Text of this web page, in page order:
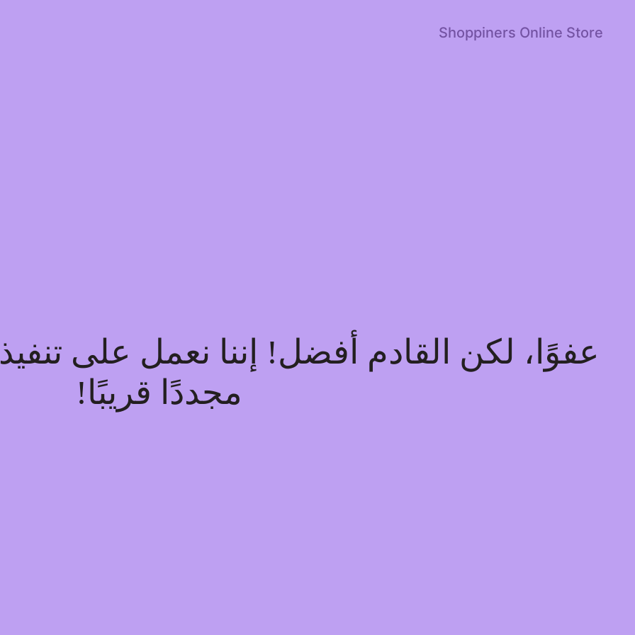
Shoppiners Online Store
عفوًا، لكن القادم أفضل! إننا نعمل على
مجددًا قريبًا!